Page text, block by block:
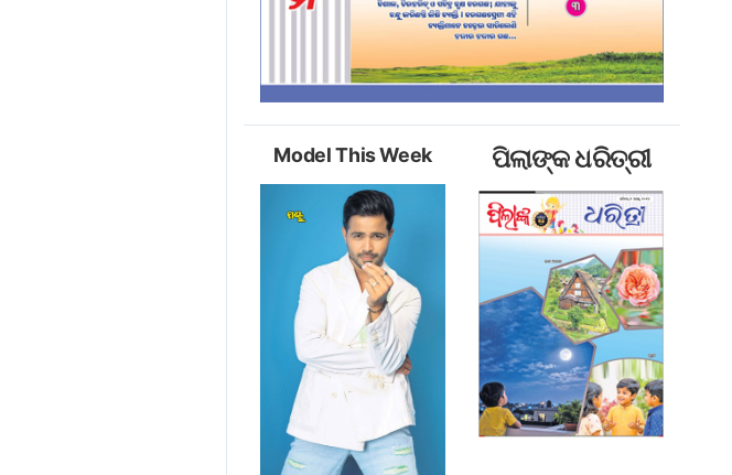
Model This Week ପିଲାଙ୍କ ଧରିତ୍ରୀ